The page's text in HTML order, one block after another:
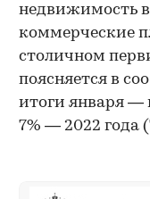
недвижимость
коммерческие
столичном
поясняется в
итоги января —
7% — 2022 года